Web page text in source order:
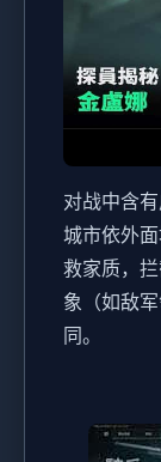
对战中含
城市依外
救家质，
象（如敌
同。